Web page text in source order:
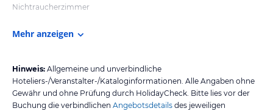
Nichtraucherzimmer
Mehr anzeigen
Hinweis: Allgemeine und unverbindliche
Hoteliers-/Veranstalter-/Kataloginformationen. Alle Angaben ohne
Gewähr und ohne Prüfung durch HolidayCheck. Bitte lies vor der
Buchung die verbindlichen Angebotsdetails des jeweiligen